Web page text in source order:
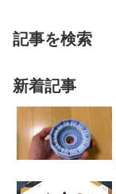
記事を検索
新着記事